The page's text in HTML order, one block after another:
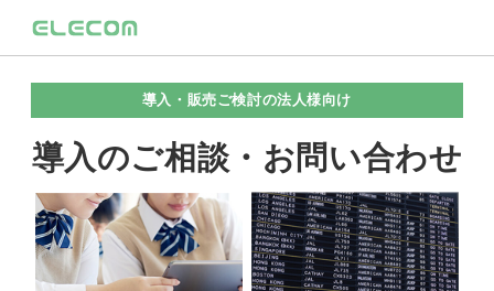
導入・販売ご検討の法人様向け
導入のご相談・お問い合わせ